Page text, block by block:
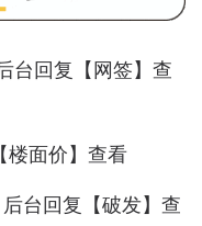
台回复【网签】查
楼面价】查看
台回复【破发】查